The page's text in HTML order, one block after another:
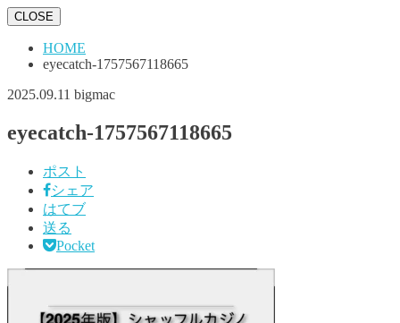
CLOSE
HOME
eyecatch-1757567118665
2025.09.11 bigmac
eyecatch-1757567118665
ポスト
シェア
はてブ
送る
Pocket